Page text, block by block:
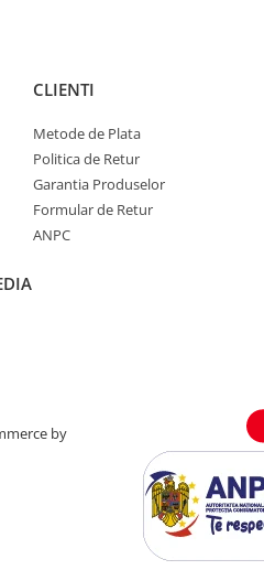
CLIENTI
Metode de Plata
Politica de Retur
Garantia Produselor
Formular de Retur
ANPC
by